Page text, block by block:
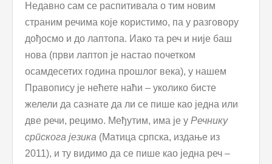
Недавно сам се распитивала о тим новим
страним речима које користимо, па у разговору
дођосмо и до лаптопа. Иако та реч и није баш
нова (први лаптоп је настао почетком
осамдесетих година прошлог века), у нашем
Правопису је нећете наћи – уколико бисте
желели да сазнате да ли се пише као једна или
две речи, рецимо. Међутим, има је у Речнику
српскога језика (Матица српска, издање из
2011), и ту видимо да се пише као једна реч –